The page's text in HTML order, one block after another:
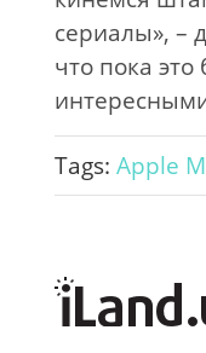
сериалы», –
что пока
Tags: Apple